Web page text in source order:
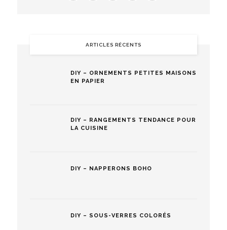
ARTICLES RÉCENTS
DIY – ORNEMENTS PETITES MAISONS
EN PAPIER
DIY – RANGEMENTS TENDANCE POUR
LA CUISINE
DIY – NAPPERONS BOHO
DIY – SOUS-VERRES COLORÉS